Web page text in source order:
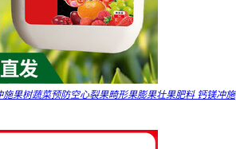
果树蔬菜预防空心裂果畸形果膨果壮果肥料 钙镁冲施